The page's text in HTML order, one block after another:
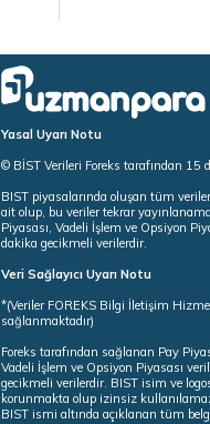
Yasal Uyarı Notu
© BİST Verileri Foreks tarafından 15
BIST piyasalarında oluşan tüm
ait olup, bu veriler tekrar
Piyasası, Vadeli İşlem ve Opsiyon
dakika gecikmeli verilerdir.
Veri Sağlayıcı Uyarı Notu
*(Veriler FOREKS Bilgi İletişim
sağlanmaktadır)
Foreks tarafından sağlanan Pay
Vadeli İşlem ve Opsiyon Piyasası
gecikmeli verilerdir. BIST isim ve
korunmakta olup izinsiz
BIST ismi altında açıklanan tüm